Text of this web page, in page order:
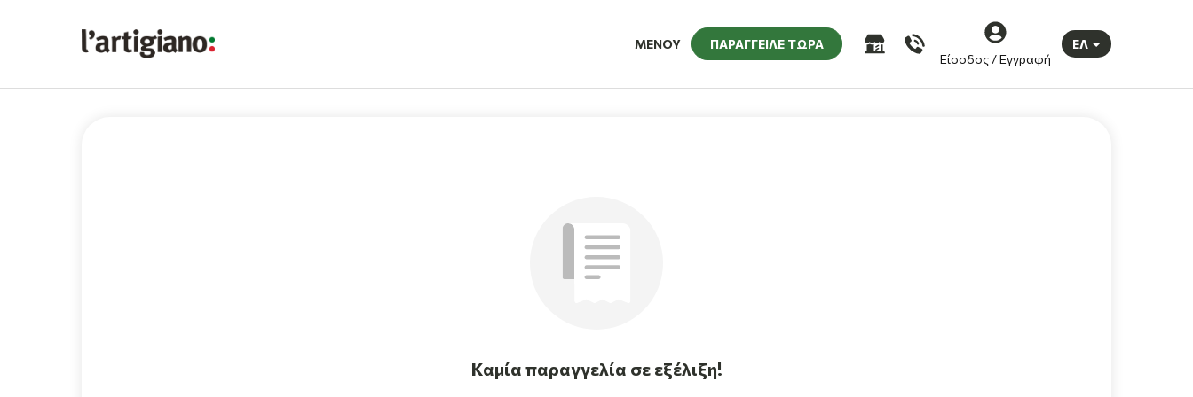
ΜΕΝΟΥ
ΠΑΡΑΓΓΕΙΛΕ ΤΩΡΑ
Είσοδος / Εγγραφή
ΕΛ
Καμία παραγγελία σε εξέλιξη!